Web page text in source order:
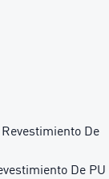
De
De PU